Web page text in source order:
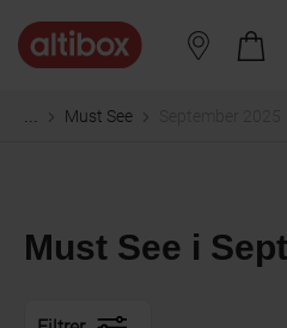
... Must See
Must See i